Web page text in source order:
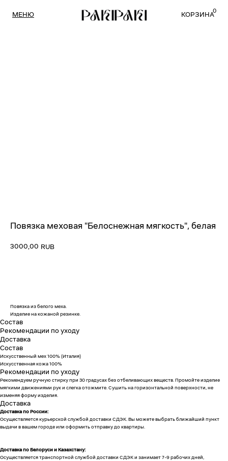
0
КОРЗИНА
МЕНЮ
Повязка меховая "Белоснежная мягкость", белая
3000,00 RUB
Повязка из белого меха.
Изделие на кожаной резинке.
Состав
Рекомендации по уходу
Доставка
Состав
Искусственный мех 100% (Италия)
Искусственная кожа 100%
Рекомендации по уходу
Рекомендуем ручную стирку при 30 градусах без отбеливающих веществ. Промойте изделие
мягкими движениями рук и слегка отожмите. Сушить на горизонтальной поверхности, не
изменяя форму изделия.
Доставка
Доставка по России:
Осуществляется курьерской службой доставки СДЭК. Вы можете выбрать ближайший пункт
выдачи в вашем городе или оформить отправку до квартиры.
Доставка по Белоруси и Казахстану:
Осуществляется транспортной службой доставки СДЭК и занимает 7-9 рабочих дней,